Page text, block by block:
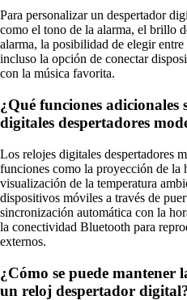
Para personalizar un despertador
como el tono de la alarma, el brillo
alarma, la posibilidad de elegir
incluso la opción de conectar
con la música favorita.
¿Qué funciones adicionales
digitales despertadores
Los relojes digitales despertadores
funciones como la proyección de la
visualización de la temperatura
dispositivos móviles a través de
sincronización automática con la
la conectividad Bluetooth para
externos.
¿Cómo se puede mantener
un reloj despertador